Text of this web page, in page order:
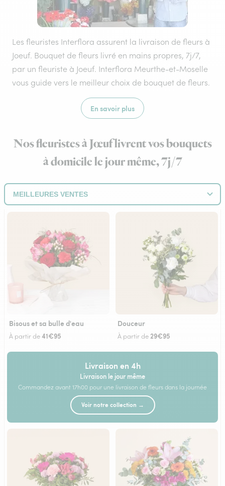
Les fleuristes Interflora assurent la livraison de fleurs à
Joeuf. Bouquet de fleurs livré en mains propres, 7j/7,
par un fleuriste à Joeuf. Interflora Meurthe-et-Moselle
vous guide vers le meilleur choix de bouquet de fleurs.
En savoir plus
Nos fleuristes à Jœuf livrent vos bouquets
à domicile le jour même, 7j/7
Bisous et sa bulle d'eau
À partir de41€95
Douceur
À partir de 29€95
Livraison en 4h
Livraison le jour même
Commandez avant 17h00 pour une livraison de fleurs dans la journée
Voir notre collection →